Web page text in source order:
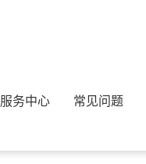
服务中心 常见问题